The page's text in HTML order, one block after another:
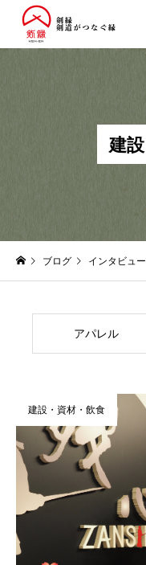
建設
ブログ インタビュー
アパレル
建設・資材・飲食